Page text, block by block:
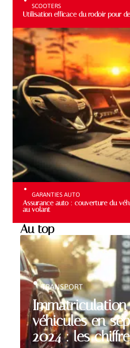
SCOOTERS
Utilisation efficace du rodoir pour
GARANTIES AUTO
Assurance auto : couverture du
au volant
Au top
véhicules en
2024 : les
TRANSPORT